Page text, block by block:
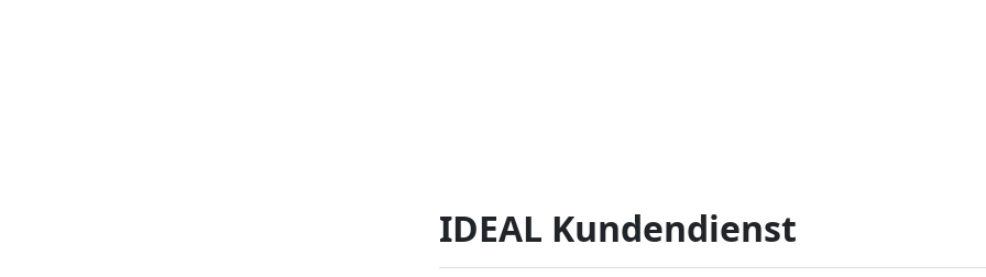
IDEAL Kundendienst